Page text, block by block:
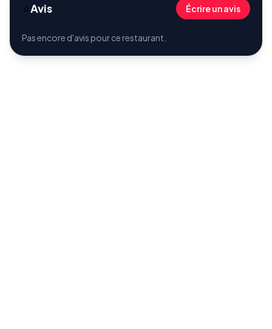
⭐Avis Écrire un avis
Pas encore d'avis pour ce restaurant.